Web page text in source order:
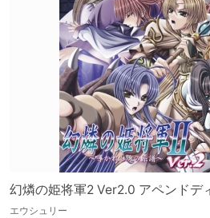
幻燐の姫将軍2 Ver2.0 アペンドデ
エウシュリー